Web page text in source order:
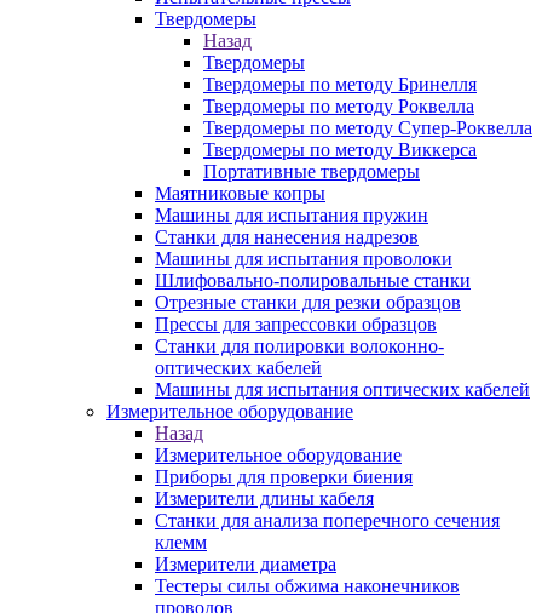
Твердомеры
Назад
Твердомеры
Твердомеры по методу Бринелля
Твердомеры по методу Роквелла
Твердомеры по методу Супер-Роквелла
Твердомеры по методу Виккерса
Портативные твердомеры
Маятниковые копры
Машины для испытания пружин
Станки для нанесения надрезов
Машины для испытания проволоки
Шлифовально-полировальные станки
Отрезные станки для резки образцов
Прессы для запрессовки образцов
Станки для полировки волоконно-
оптических кабелей
Машины для испытания оптических кабелей
Измерительное оборудование
Назад
Измерительное оборудование
Приборы для проверки биения
Измерители длины кабеля
Станки для анализа поперечного сечения
клемм
Измерители диаметра
Тестеры силы обжима наконечников
проводов